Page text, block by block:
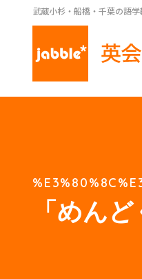
武蔵小杉・船橋・千葉の語
「めん